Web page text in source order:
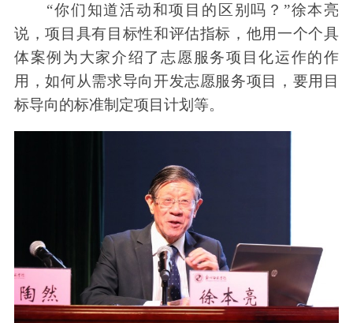
“你们知道活动和项目的区别吗？”徐本亮
说，项目具有目标性和评估指标，他用一个个具
体案例为大家介绍了志愿服务项目化运作的作
用，如何从需求导向开发志愿服务项目，要用目
标导向的标准制定项目计划等。